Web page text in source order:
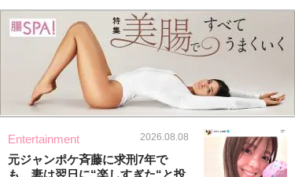
Entertainment 2026.08.08
元ジャンポケ斉藤に求刑7年で
も、妻は翌日に“楽しすぎた“と投